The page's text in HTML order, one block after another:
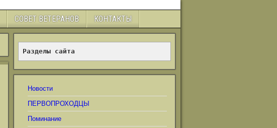
СОВЕТ ВЕТЕРАНОВ КОНТАКТЫ
Разделы сайта
Новости
ПЕРВОПРОХОДЦЫ
Поминание